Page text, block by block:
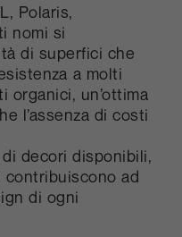
Polaris,
nomi si
di superfici che
a molti
organici, un’ottima
l’assenza di costi
decori disponibili,
ad
di ogni